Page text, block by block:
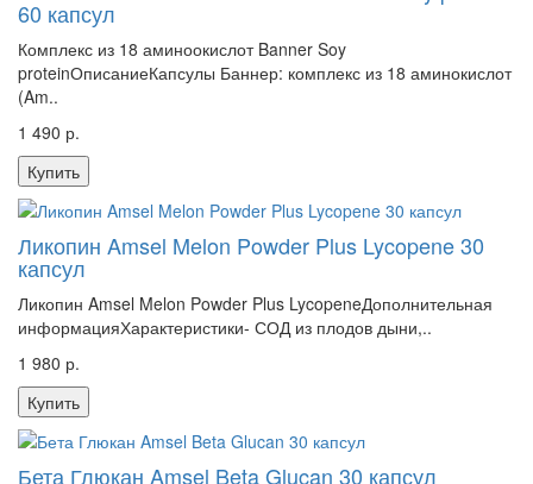
60 капсул
Комплекс из 18 аминоокислот Banner Soy
proteinОписаниеКапсулы Баннер: комплекс из 18 аминокислот
(Am..
1 490 р.
Купить
Ликопин Amsel Melon Powder Plus Lycopene 30
капсул
Ликопин Amsel Melon Powder Plus LycopeneДополнительная
информацияХарактеристики- СОД из плодов дыни,..
1 980 р.
Купить
Бета Глюкан Amsel Beta Glucan 30 капсул